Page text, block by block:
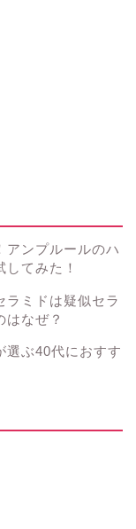
アンプルールのハ
てみた！
ラミドは疑似セラ
はなぜ？
選ぶ40代におすす